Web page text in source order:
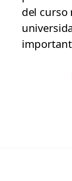
del curso